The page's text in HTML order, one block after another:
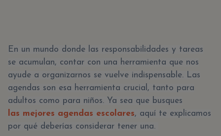
En un mundo donde las responsabilidades y tareas
se acumulan, contar con una herramienta que nos
ayude a organizarnos se vuelve indispensable. Las
agendas son esa herramienta crucial, tanto para
adultos como para niños. Ya sea que busques
las mejores agendas escolares, aquí te explicamos
por qué deberías considerar tener una.